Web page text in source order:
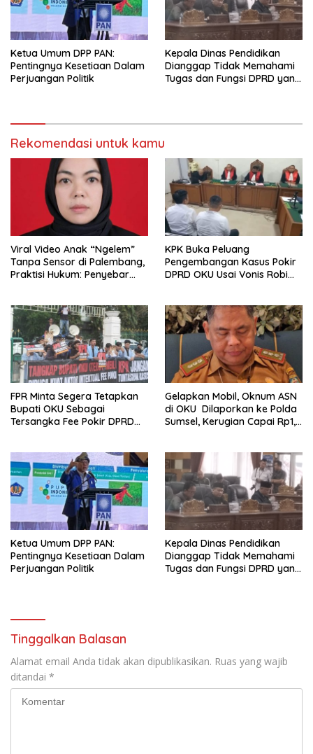
Ketua Umum DPP PAN:
Pentingnya Kesetiaan Dalam
Perjuangan Politik
Kepala Dinas Pendidikan
Dianggap Tidak Memahami
Tugas dan Fungsi DPRD yang
Rekomendasi untuk kamu
Viral Video Anak “Ngelem”
Tanpa Sensor di Palembang,
Praktisi Hukum: Penyebar
KPK Buka Peluang
Pengembangan Kasus Pokir
DPRD OKU Usai Vonis Robi
FPR Minta Segera Tetapkan
Bupati OKU Sebagai
Tersangka Fee Pokir DPRD
Gelapkan Mobil, Oknum ASN
di OKU Dilaporkan ke Polda
Sumsel, Kerugian Capai Rp1,2
Ketua Umum DPP PAN:
Pentingnya Kesetiaan Dalam
Perjuangan Politik
Kepala Dinas Pendidikan
Dianggap Tidak Memahami
Tugas dan Fungsi DPRD yang
Tinggalkan Balasan
Alamat email Anda tidak akan dipublikasikan. Ruas yang wajib
ditandai *